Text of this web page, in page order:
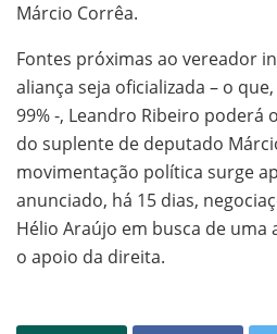
Márcio Corrêa.
Fontes próximas ao vereador
aliança seja oficializada – o
99% -, Leandro Ribeiro poderá
do suplente de deputado
movimentação política surge
anunciado, há 15 dias,
Hélio Araújo em busca de
o apoio da direita.